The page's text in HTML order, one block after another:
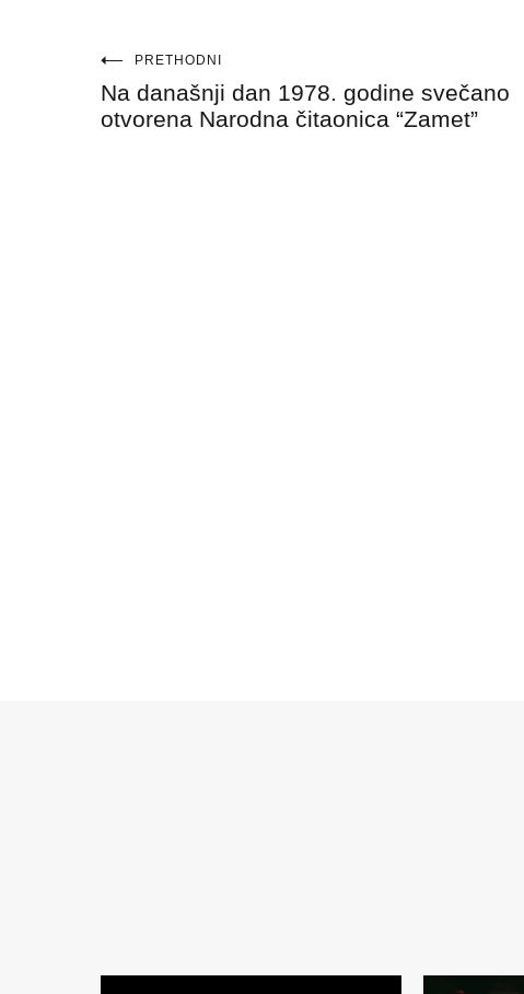
Navigacija
objava
PRETHODNI
Na današnji dan 1978. godine svečano
otvorena Narodna čitaonica “Zamet”